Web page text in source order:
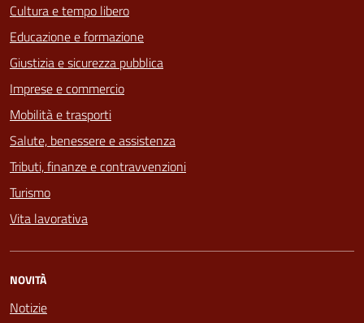
Cultura e tempo libero
Educazione e formazione
Giustizia e sicurezza pubblica
Imprese e commercio
Mobilità e trasporti
Salute, benessere e assistenza
Tributi, finanze e contravvenzioni
Turismo
Vita lavorativa
NOVITÀ
Notizie